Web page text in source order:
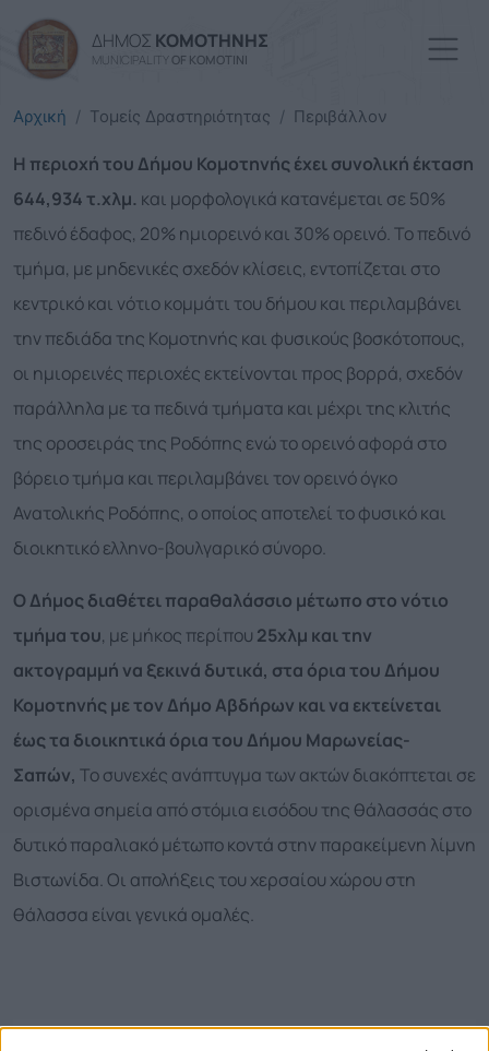
ΔΗΜΟΣ ΚΟΜΟΤΗΝΗΣ
MUNICIPALITY OF KOMOTINI
Αρχική Τομείς Δραστηριότητας Περιβάλλον
Η περιοχή του Δήμου Κομοτηνής έχει συνολική έκταση
644,934 τ.χλμ. και μορφολογικά κατανέμεται σε 50%
πεδινό έδαφος, 20% ημιορεινό και 30% ορεινό. Το πεδινό
τμήμα, με μηδενικές σχεδόν κλίσεις, εντοπίζεται στο
κεντρικό και νότιο κομμάτι του δήμου και περιλαμβάνει
την πεδιάδα της Κομοτηνής και φυσικούς βοσκότοπους,
οι ημιορεινές περιοχές εκτείνονται προς βορρά, σχεδόν
παράλληλα με τα πεδινά τμήματα και μέχρι της κλιτής
της οροσειράς της Ροδόπης ενώ το ορεινό αφορά στο
βόρειο τμήμα και περιλαμβάνει τον ορεινό όγκο
Ανατολικής Ροδόπης, ο οποίος αποτελεί το φυσικό και
διοικητικό ελληνο-βουλγαρικό σύνορο.
Ο Δήμος διαθέτει παραθαλάσσιο μέτωπο στο νότιο
τμήμα του, με μήκος περίπου 25χλμ και την
ακτογραμμή να ξεκινά δυτικά, στα όρια του Δήμου
Κομοτηνής με τον Δήμο Αβδήρων και να εκτείνεται
έως τα διοικητικά όρια του Δήμου Μαρωνείας-
Σαπών, Το συνεχές ανάπτυγμα των ακτών διακόπτεται σε
ορισμένα σημεία από στόμια εισόδου της θάλασσάς στο
δυτικό παραλιακό μέτωπο κοντά στην παρακείμενη λίμνη
Βιστωνίδα. Οι απολήξεις του χερσαίου χώρου στη
θάλασσα είναι γενικά ομαλές.